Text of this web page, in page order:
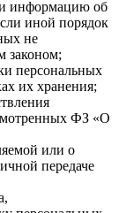
и информацию об
иной порядок
не
законом;
персональных
их хранения;
ФЗ «О
или о
передаче